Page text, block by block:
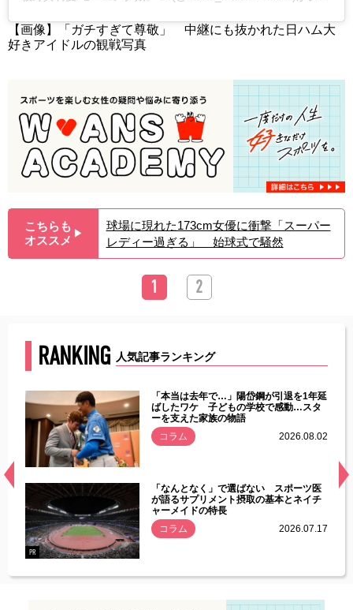
【画像】「ガチすぎて尊敬」 中継にも抜かれた日ハム大
好きアイドルの観戦写真
こちらも
オススメ ▶︎
球場に現れた173cm女優に衝撃「スーパー
レディー過ぎる」 始球式で騒然
1 2
RANKING 人気記事ランキング
常
「本当は去年で…」陽岱鋼が引退を1年延
ばしたワケ 子どもの学校で感動…スタ
ーを支えた家族の物語
コラム
2026.08.02
PR
「なんとなく」で選ばない スポーツ医
が語るサプリメント摂取の基本とネイチ
ャーメイドの特長
コラム
2026.07.17